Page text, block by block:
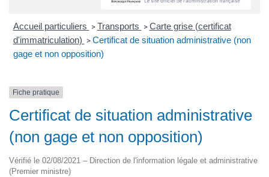
Accueil particuliers > Transports > Carte grise (certificat
d'immatriculation) > Certificat de situation administrative (non
gage et non opposition)
Fiche pratique
Certificat de situation administrative
(non gage et non opposition)
Vérifié le 02/08/2021 – Direction de l'information légale et administrative
(Premier ministre)